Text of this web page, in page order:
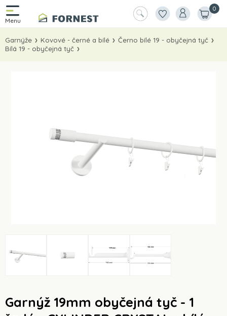
0
Garnýže Kovové - černé a bílé
Černo bílé 19 - obyčejná tyč
Bílá 19 - obyčejná tyč
Garnýž 19mm obyčejná tyč - 1